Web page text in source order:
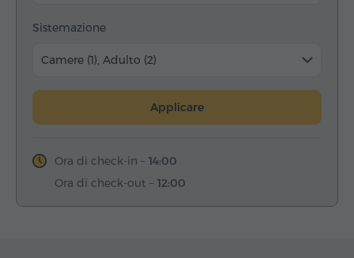
Sistemazione
Camere (1), Adulto (2)
Applicare
Ora di check-in – 14:00
Ora di check-out – 12:00